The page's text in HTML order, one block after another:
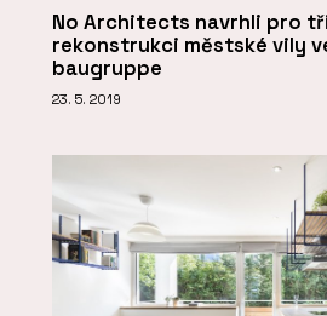
No Architects navrhli pro
rekonstrukci městské vily
baugruppe
23. 5. 2019